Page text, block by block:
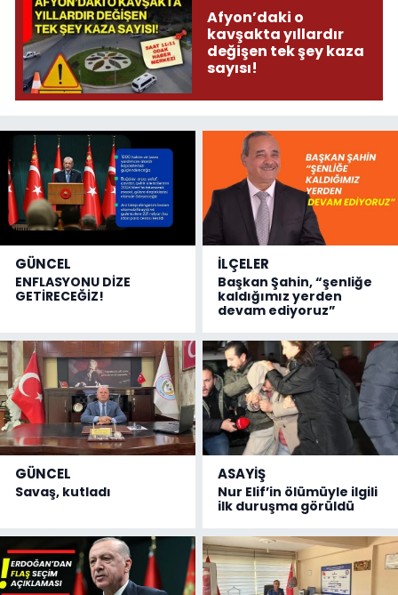
Afyon’daki o
kavşakta yıllardır
değişen tek şey kaza
sayısı!
GÜNCEL
ENFLASYONU DİZE
GETİRECEĞİZ!
İLÇELER
Başkan Şahin, “şenliğe
kaldığımız yerden
devam ediyoruz”
GÜNCEL
Savaş, kutladı
ASAYİŞ
Nur Elif’in ölümüyle ilgili
ilk duruşma görüldü